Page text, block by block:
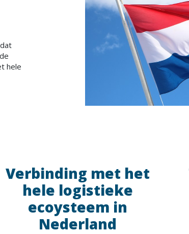
hele
Verbinding met het
hele logistieke
ecoysteem in
Nederland